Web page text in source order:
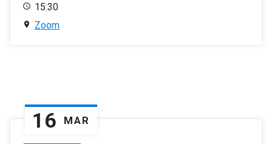
15:30
Zoom
16 MAR